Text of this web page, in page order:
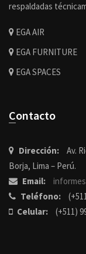
respaldadas
EGA AIR
EGA FURNITURE
EGA SPACES
Contacto
Dirección:
Av.
Borja, Lima – Perú.
Email:
Teléfono:
Celular:
(+511)